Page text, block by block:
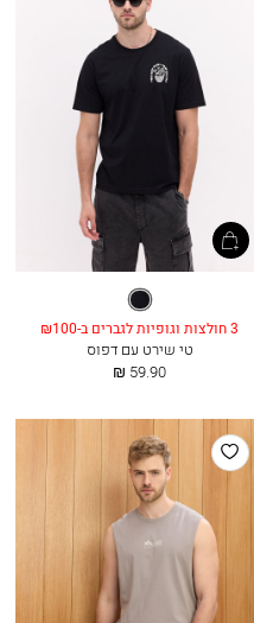
שחור
3 חולצות וגופיות לגברים ב-₪100
טי שירט עם דפוס
החל
59.90 ₪
הוסף
למועדפים